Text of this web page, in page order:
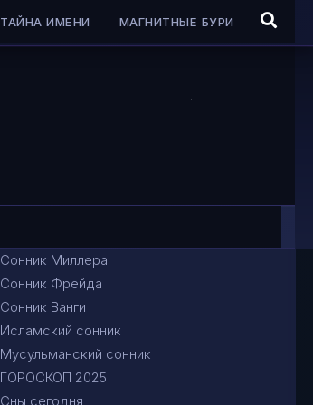
ТАЙНА ИМЕНИ МАГНИТНЫЕ БУРИ
Сонник Миллера
Сонник Фрейда
Сонник Ванги
Исламский сонник
Мусульманский сонник
ГОРОСКОП 2025
Сны сегодня